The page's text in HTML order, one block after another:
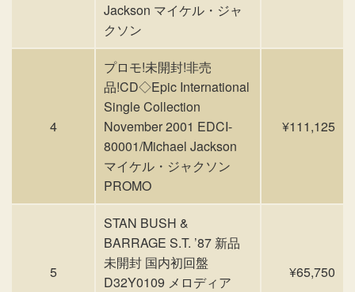
Jackson マイケル・ジャ
クソン
4
プロモ!未開封!非売
品!CD◇Epic International
Single Collection
November 2001 EDCI-
80001/Michael Jackson
マイケル・ジャクソン
PROMO
¥111,125
5
STAN BUSH &
BARRAGE S.T. ’87 新品
未開封 国内初回盤
D32Y0109 メロディア
¥65,750